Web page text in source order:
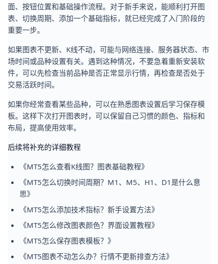
面、按钮位置和基础操作流程。对于新手来说，能顺利打开图
表、切换周期、添加一个基础指标，就已经完成了入门阶段的
重要一步。
如果图表不更新、K线不动，可能与网络连接、服务器状态、市
场时间或品种设置有关。遇到这种情况，不要急着重新安装软
件，可以先检查当前品种是否正常显示行情，再检查是否处于
交易活跃时间。
如果你经常查看某些品种，可以在熟悉图表设置后学习保存模
板。这样下次打开图表时，可以保留自己习惯的颜色、指标和
布局，提高使用效率。
后续将补充的详细教程
《MT5怎么查看K线图？图表基础教程》
《MT5怎么切换时间周期？M1、M5、H1、D1是什么意
思》
《MT5怎么添加技术指标？新手设置方法》
《MT5怎么修改图表颜色？界面设置教程》
《MT5怎么保存图表模板？》
《MT5图表不动怎么办？行情不更新排查方法》